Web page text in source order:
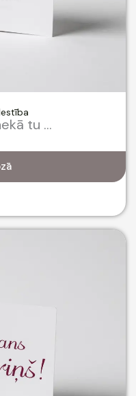
tu ...